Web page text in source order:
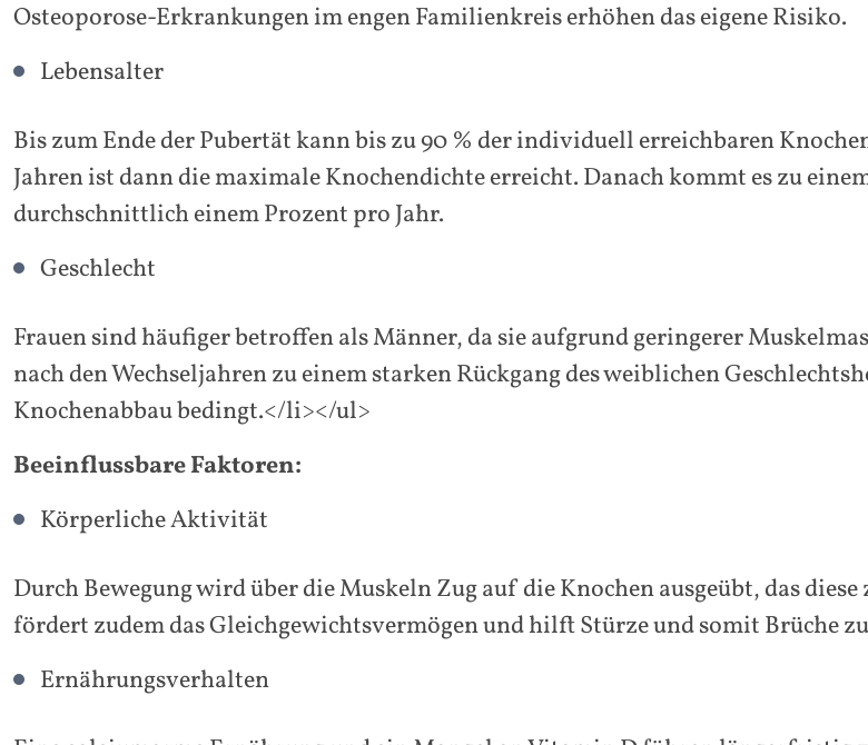
Osteoporose-Erkrankungen im engen Familienkreis erhöhen das eigene Risiko.
Lebensalter
Bis zum Ende der Pubertät kann bis zu 90 % der individuell erreichbaren
Jahren ist dann die maximale Knochendichte erreicht. Danach kommt es zu
durchschnittlich einem Prozent pro Jahr.
Geschlecht
Frauen sind häufiger betroffen als Männer, da sie aufgrund geringerer
nach den Wechseljahren zu einem starken Rückgang des weiblichen
Knochenabbau bedingt.</li></ul>
Beeinflussbare Faktoren:
Körperliche Aktivität
Durch Bewegung wird über die Muskeln Zug auf die Knochen ausgeübt, das
fördert zudem das Gleichgewichtsvermögen und hilft Stürze und somit Brüche
Ernährungsverhalten